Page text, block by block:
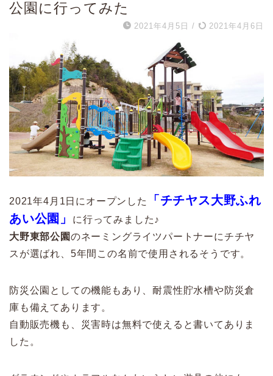
公園に行ってみた
2021年4月5日 / 2021年4月6日
2021年4月1日にオープンした
「チチヤス大野ふれ
あい公園」
に行ってみました♪
大野東部公園のネーミングライツパートナーにチチヤ
スが選ばれ、5年間この名前で使用されるそうです。
防災公園としての機能もあり、耐震性貯水槽や防災倉
庫も備えてあります。
自動販売機も、災害時は無料で使えると書いてありま
した。